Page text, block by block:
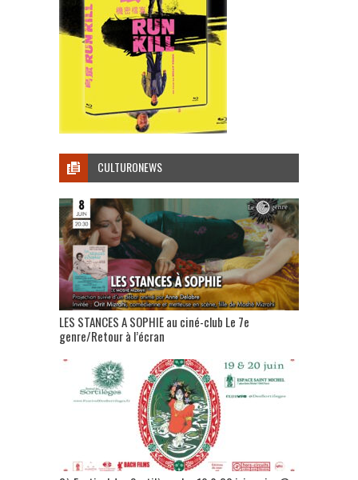
CULTURONEWS
LES STANCES A SOPHIE au ciné-club Le 7e
genre/Retour à l’écran